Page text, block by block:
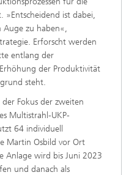
»Entscheidend ist dabei,
Auge zu haben«,
Erforscht werden
entlang der
der Produktivität
steht.
Fokus der zweiten
Multistrahl-UKP-
64 individuell
Martin Osbild vor Ort
Anlage wird bis Juni 2023
und danach als